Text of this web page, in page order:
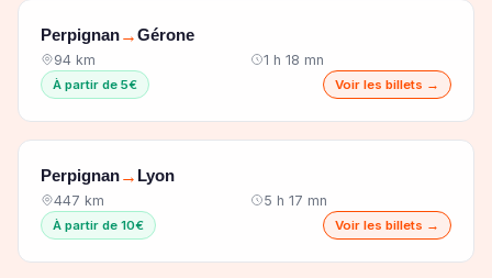
Perpignan→Gérone
94 km 1 h 18 mn
À partir de 5€ Voir les billets →
Perpignan→ Lyon
447 km 5 h 17 mn
À partir de 10€ Voir les billets →